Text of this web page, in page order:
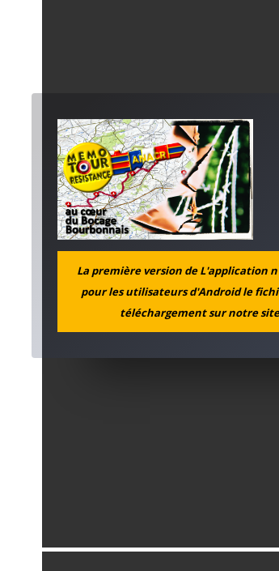
La première version de L'application
pour les utilisateurs d'Android le
téléchargement sur notre